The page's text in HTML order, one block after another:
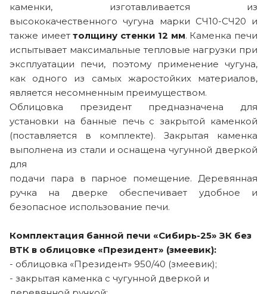
каменки, изготавливается из
высококачественного чугуна марки СЧ10-СЧ20 и
также имееттолщину стенки 12 мм. Каменка печи
испытывает максимальные тепловые нагрузки при
эксплуатации печи, поэтому применение чугуна,
как одного из самых жаростойких материалов,
является несомненным преимуществом.
Облицовка президент предназначена для
установки на банные печь с закрытой каменкой
(поставляется в комплекте). Закрытая каменка
выполнена из стали и оснащена чугунной дверкой
для
подачи пара в парное помещение. Деревянная
ручка на дверке обеспечивает удобное и
безопасное использование печи.
Комплектация банной печи «Сибирь-25» ЗК без
ВТК в облицовке «Президент» (змеевик):
- облицовка «Президент» 950/40 (змеевик);
- закрытая каменка с чугунной дверкой и